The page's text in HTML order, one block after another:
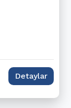
Detaylar